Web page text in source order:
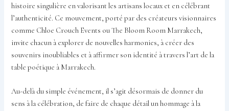
histoire singulière en valorisant les artisans locaux et en célébrant
l’authenticité. Ce mouvement, porté par des créateurs visionnaires
comme Chloe Crouch Events ou The Bloom Room Marrakech,
invite chacun à explorer de nouvelles harmonies, à créer des
souvenirs inoubliables et à affirmer son identité à travers l’art de la
table poétique à Marrakech.
Au-delà du simple événement, il s’agit désormais de donner du
sens à la célébration, de faire de chaque détail un hommage à la